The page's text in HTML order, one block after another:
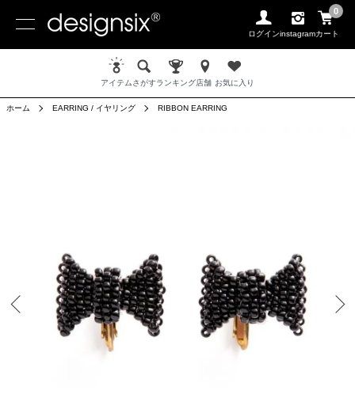
ログインinstagram
0
カート
アイテムさがすランキング店舗 お気に入り
ホーム EARRING / イヤリング RIBBON EARRING